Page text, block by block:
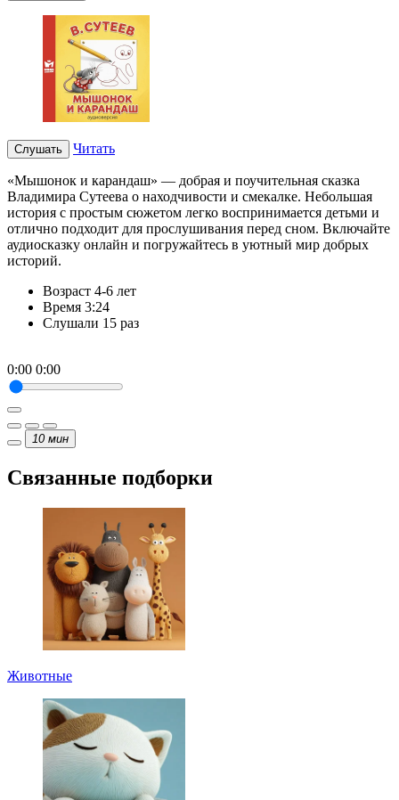
Слушать Читать
«Мышонок и карандаш» — добрая и поучительная сказка
Владимира Сутеева о находчивости и смекалке. Небольшая
история с простым сюжетом легко воспринимается детьми и
отлично подходит для прослушивания перед сном. Включайте
аудиосказку онлайн и погружайтесь в уютный мир добрых
историй.
Возраст 4-6 лет
Время 3:24
Слушали 15 раз
0:00 0:00
10 мин
Связанные подборки
Животные